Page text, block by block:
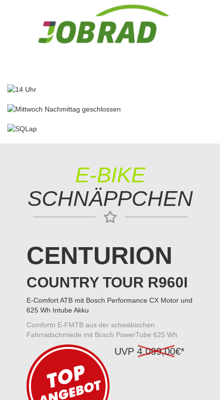
E-BIKE
SCHNÄPPCHEN
CENTURION
COUNTRY TOUR R960I
E-Comfort ATB mit Bosch Performance CX Motor und
625 Wh Intube Akku
Comfortn E-FMTB aus der schwäbischen
Fahrradschmiede mit Bosch PowerTube 625 Wh
UVP 4.099,00€*